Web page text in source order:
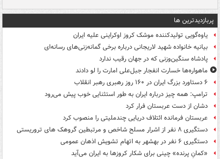
پربازدیدترین ها
یاوه‌گویی تولیدکننده موشک کروز اوکراینی علیه ایران
بیانیه خانواده شهید لاریجانی درباره برخی گمانه‌زنی‌های رسانه‌ای
پادشاه سنگین‌وزنی که در جهان رقیب ندارد
ماهواره‌ها خسارت انفجار جبل‌علی امارت را لو دادند
۶ دستاورد بزرگ ایران در ۱۶۰ روز رهبری رهبر انقلاب
ترامپ: همه چیز درباره ایران به طور استثنایی خوب پیش می‌رود
دشان از دست عربستان فرار کرد
عربستان فرمانده ائتلاف دریایی چندملیتی را منصوب کرد
دستگیری ۸ نفر از اشرار مسلح شاخص و مرتبطین گروهک های تروریستی
دستگیری ۶ نفر در بهشهر به اتهام تشویش اذهان عمومی
«کمانِ پرنده» چینی برای شکار کروزها به ایران می‌آید